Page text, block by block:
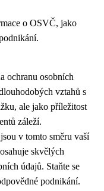
o OSVČ, jako
ochranu osobních
vztahů s
ale jako příležitost
záleží.
v tomto směru vaší
skvělých
údajů. Staňte se
podnikání.